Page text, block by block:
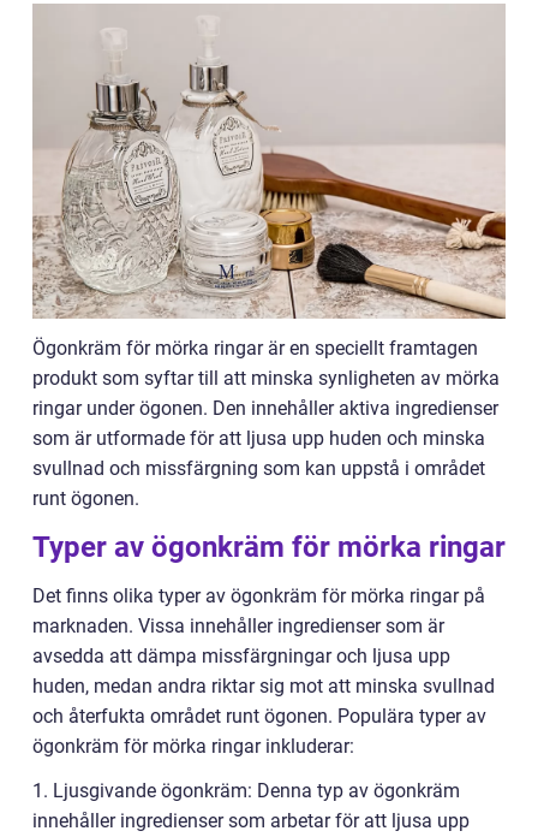
Ögonkräm för mörka ringar är en speciellt framtagen
produkt som syftar till att minska synligheten av mörka
ringar under ögonen. Den innehåller aktiva ingredienser
som är utformade för att ljusa upp huden och minska
svullnad och missfärgning som kan uppstå i området
runt ögonen.
Typer av ögonkräm för mörka ringar
Det finns olika typer av ögonkräm för mörka ringar på
marknaden. Vissa innehåller ingredienser som är
avsedda att dämpa missfärgningar och ljusa upp
huden, medan andra riktar sig mot att minska svullnad
och återfukta området runt ögonen. Populära typer av
ögonkräm för mörka ringar inkluderar:
1. Ljusgivande ögonkräm: Denna typ av ögonkräm
innehåller ingredienser som arbetar för att ljusa upp